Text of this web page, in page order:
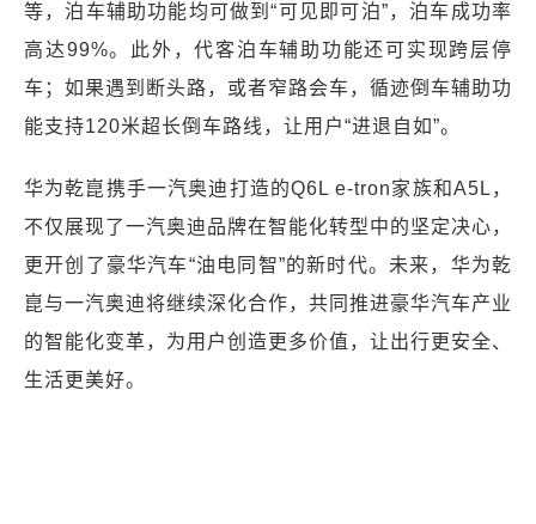
等，泊车辅助功能均可做到“可见即可泊”，泊车成功率
高达99%。此外，代客泊车辅助功能还可实现跨层停
车；如果遇到断头路，或者窄路会车，循迹倒车辅助功
能支持120米超长倒车路线，让用户“进退自如”。
华为乾崑携手一汽奥迪打造的Q6L e-tron家族和A5L，
不仅展现了一汽奥迪品牌在智能化转型中的坚定决心，
更开创了豪华汽车“油电同智”的新时代。未来，华为乾
崑与一汽奥迪将继续深化合作，共同推进豪华汽车产业
的智能化变革，为用户创造更多价值，让出行更安全、
生活更美好。